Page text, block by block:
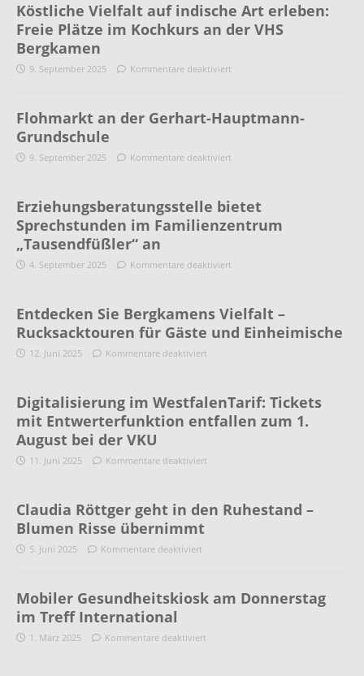
Köstliche Vielfalt auf indische Art erleben:
Freie Plätze im Kochkurs an der VHS
Bergkamen
9. September 2025 Kommentare deaktiviert
Flohmarkt an der Gerhart-Hauptmann-
Grundschule
9. September 2025 Kommentare deaktiviert
Erziehungsberatungsstelle bietet
Sprechstunden im Familienzentrum
„Tausendfüßler“ an
4. September 2025 Kommentare deaktiviert
Entdecken Sie Bergkamens Vielfalt –
Rucksacktouren für Gäste und Einheimische
12. Juni 2025 Kommentare deaktiviert
Digitalisierung im WestfalenTarif: Tickets
mit Entwerterfunktion entfallen zum 1.
August bei der VKU
11. Juni 2025 Kommentare deaktiviert
Claudia Röttger geht in den Ruhestand –
Blumen Risse übernimmt
5. Juni 2025 Kommentare deaktiviert
Mobiler Gesundheitskiosk am Donnerstag
im Treff International
1. März 2025 Kommentare deaktiviert